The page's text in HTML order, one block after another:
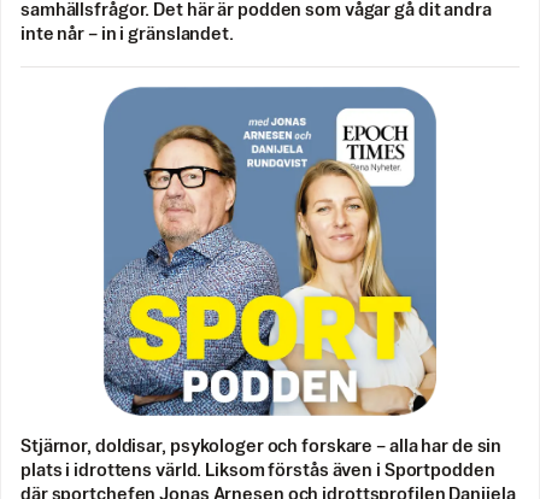
samhällsfrågor. Det här är podden som vågar gå dit andra
inte når – in i gränslandet.
Stjärnor, doldisar, psykologer och forskare – alla har de sin
plats i idrottens värld. Liksom förstås även i Sportpodden
där sportchefen Jonas Arnesen och idrottsprofilen Danijela